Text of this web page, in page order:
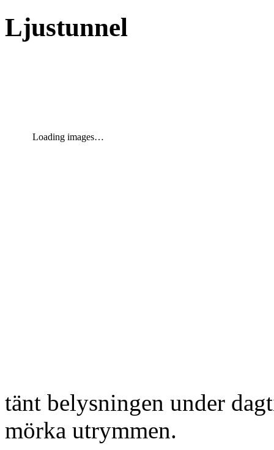
Ljustunnel
Loading images…
tänt belysningen under
mörka utrymmen.